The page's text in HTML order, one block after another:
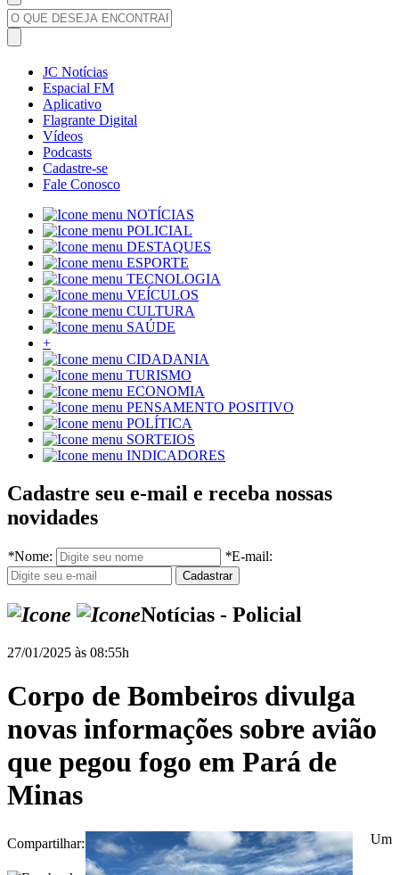
JC Notícias
Espacial FM
Aplicativo
Flagrante Digital
Vídeos
Podcasts
Cadastre-se
Fale Conosco
NOTÍCIAS
POLICIAL
DESTAQUES
ESPORTE
TECNOLOGIA
VEÍCULOS
CULTURA
SAÚDE
+
CIDADANIA
TURISMO
ECONOMIA
PENSAMENTO POSITIVO
POLÍTICA
SORTEIOS
INDICADORES
Cadastre seu e-mail e receba nossas
novidades
*Nome: *E-mail:
Notícias - Policial
27/01/2025 às 08:55h
Corpo de Bombeiros divulga
novas informações sobre avião
que pegou fogo em Pará de
Minas
Compartilhar: Um